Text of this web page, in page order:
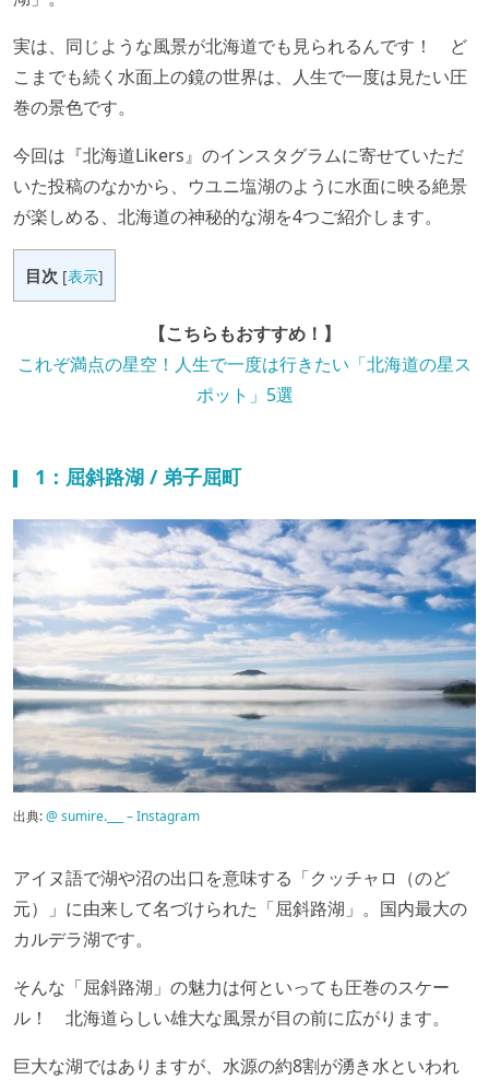
実は、同じような風景が北海道でも見られるんです！ ど
こまでも続く水面上の鏡の世界は、人生で一度は見たい圧
巻の景色です。
今回は『北海道Likers』のインスタグラムに寄せていただ
いた投稿のなかから、ウユニ塩湖のように水面に映る絶景
が楽しめる、北海道の神秘的な湖を4つご紹介します。
目次 [表示]
【こちらもおすすめ！】
これぞ満点の星空！人生で一度は行きたい「北海道の星ス
ポット」5選
1：屈斜路湖 / 弟子屈町
出典:@ sumire.___ – Instagram
アイヌ語で湖や沼の出口を意味する「クッチャロ（のど
元）」に由来して名づけられた「屈斜路湖」。国内最大の
カルデラ湖です。
そんな「屈斜路湖」の魅力は何といっても圧巻のスケー
ル！ 北海道らしい雄大な風景が目の前に広がります。
巨大な湖ではありますが、水源の約8割が湧き水といわれ